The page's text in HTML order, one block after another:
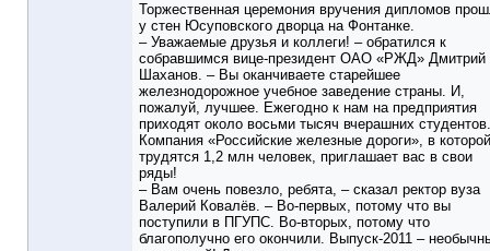
Торжественная церемония вручения дипломов
у стен Юсуповского дворца на Фонтанке.
– Уважаемые друзья и коллеги! – обратился к
собравшимся вице-президент ОАО «РЖД» Дмитрий
Шаханов. – Вы оканчиваете старейшее
железнодорожное учебное заведение страны. И,
пожалуй, лучшее. Ежегодно к нам на предприятия
приходят около восьми тысяч вчерашних студентов.
Компания «Российские железные дороги», в которой
трудятся 1,2 млн человек, приглашает вас в свои
ряды!
– Вам очень повезло, ребята, – сказал ректор вуза
Валерий Ковалёв. – Во-первых, потому что вы
поступили в ПГУПС. Во-вторых, потому что
благополучно его окончили. Выпуск-2011 –